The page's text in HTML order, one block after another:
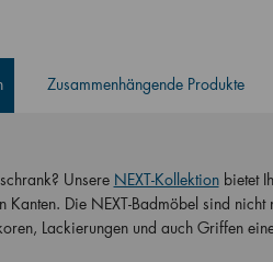
Zusammenhängende Produkte
Unsere NEXT-Kollektion bietet
Die NEXT-Badmöbel sind
Lackierungen und auch Griffen